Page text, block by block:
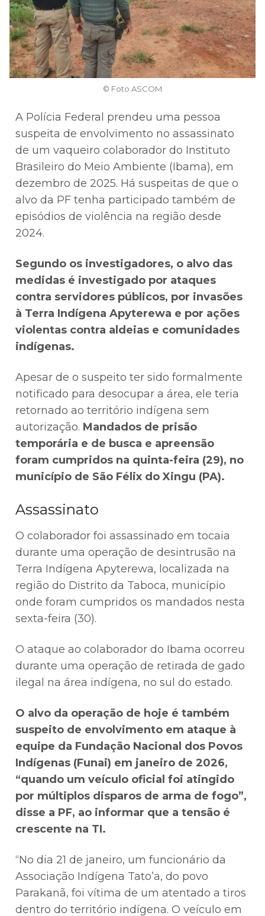
© Foto ASCOM
A Polícia Federal prendeu uma pessoa
suspeita de envolvimento no assassinato
de um vaqueiro colaborador do Instituto
Brasileiro do Meio Ambiente (Ibama), em
dezembro de 2025. Há suspeitas de que o
alvo da PF tenha participado também de
episódios de violência na região desde
2024.
Segundo os investigadores, o alvo das
medidas é investigado por ataques
contra servidores públicos, por invasões
à Terra Indígena Apyterewa e por ações
violentas contra aldeias e comunidades
indígenas.
Apesar de o suspeito ter sido formalmente
notificado para desocupar a área, ele teria
retornado ao território indígena sem
autorização. Mandados de prisão
temporária e de busca e apreensão
foram cumpridos na quinta-feira (29), no
município de São Félix do Xingu (PA).
Assassinato
O colaborador foi assassinado em tocaia
durante uma operação de desintrusão na
Terra Indígena Apyterewa, localizada na
região do Distrito da Taboca, município
onde foram cumpridos os mandados nesta
sexta-feira (30).
O ataque ao colaborador do Ibama ocorreu
durante uma operação de retirada de gado
ilegal na área indígena, no sul do estado.
O alvo da operação de hoje é também
suspeito de envolvimento em ataque à
equipe da Fundação Nacional dos Povos
Indígenas (Funai) em janeiro de 2026,
“quando um veículo oficial foi atingido
por múltiplos disparos de arma de fogo”,
disse a PF, ao informar que a tensão é
crescente na TI.
“No dia 21 de janeiro, um funcionário da
Associação Indígena Tato’a, do povo
Parakanã, foi vítima de um atentado a tiros
dentro do território indígena. O veículo em